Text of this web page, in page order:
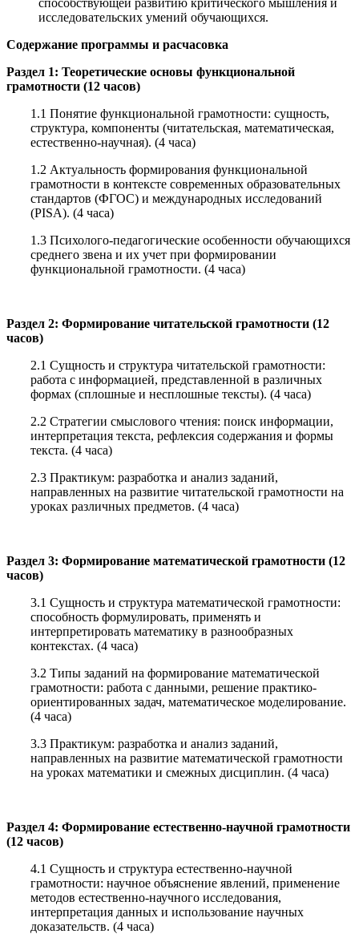
способствующей развитию критического мышления и
исследовательских умений обучающихся.
Содержание программы и расчасовка
Раздел 1: Теоретические основы функциональной
грамотности (12 часов)
1.1 Понятие функциональной грамотности: сущность,
структура, компоненты (читательская, математическая,
естественно-научная). (4 часа)
1.2 Актуальность формирования функциональной
грамотности в контексте современных образовательных
стандартов (ФГОС) и международных исследований
(PISA). (4 часа)
1.3 Психолого-педагогические особенности обучающихся
среднего звена и их учет при формировании
функциональной грамотности. (4 часа)
Раздел 2: Формирование читательской грамотности (12
часов)
2.1 Сущность и структура читательской грамотности:
работа с информацией, представленной в различных
формах (сплошные и несплошные тексты). (4 часа)
2.2 Стратегии смыслового чтения: поиск информации,
интерпретация текста, рефлексия содержания и формы
текста. (4 часа)
2.3 Практикум: разработка и анализ заданий,
направленных на развитие читательской грамотности на
уроках различных предметов. (4 часа)
Раздел 3: Формирование математической грамотности (12
часов)
3.1 Сущность и структура математической грамотности:
способность формулировать, применять и
интерпретировать математику в разнообразных
контекстах. (4 часа)
3.2 Типы заданий на формирование математической
грамотности: работа с данными, решение практико-
ориентированных задач, математическое моделирование.
(4 часа)
3.3 Практикум: разработка и анализ заданий,
направленных на развитие математической грамотности
на уроках математики и смежных дисциплин. (4 часа)
Раздел 4: Формирование естественно-научной грамотности
(12 часов)
4.1 Сущность и структура естественно-научной
грамотности: научное объяснение явлений, применение
методов естественно-научного исследования,
интерпретация данных и использование научных
доказательств. (4 часа)